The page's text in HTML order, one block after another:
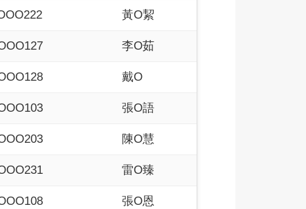
黃O絜
李O茹
戴O
張O語
陳O慧
雷O臻
張O恩